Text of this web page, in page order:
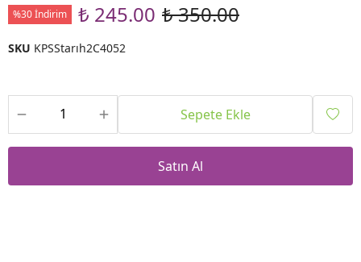
%30 İndirim ₺ 245.00 ₺ 350.00
SKU KPSStarıh2C4052
Sepete Ekle
Satın Al